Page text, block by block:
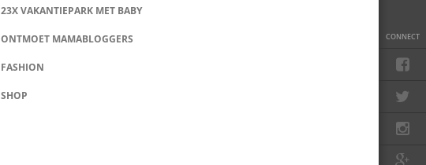
CONNECT
23X VAKANTIEPARK MET BABY
ONTMOET MAMABLOGGERS
FASHION
SHOP